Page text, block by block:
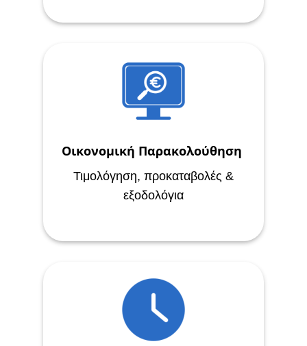
Οικονομική Παρακολούθηση
Τιμολόγηση, προκαταβολές &
εξοδολόγια